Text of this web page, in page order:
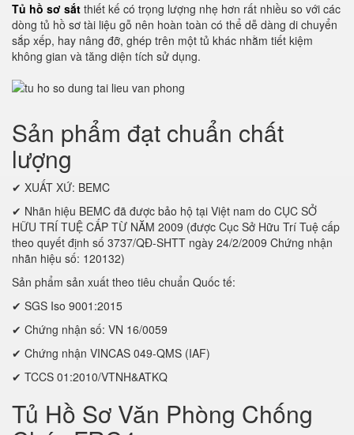
Tủ hồ sơ sắt thiết kế có trọng lượng nhẹ hơn rất nhiều so với các
dòng tủ hồ sơ tài liệu gỗ nên hoàn toàn có thể dễ dàng di chuyển
sắp xếp, hay nâng đỡ, ghép trên một tủ khác nhằm tiết kiệm
không gian và tăng diện tích sử dụng.
Sản phẩm đạt chuẩn chất
lượng
✔ XUẤT XỨ: BEMC
✔ Nhãn hiệu BEMC đã được bảo hộ tại Việt nam do CỤC SỞ
HỮU TRÍ TUỆ CẤP TỪ NĂM 2009 (được Cục Sở Hữu Trí Tuệ cấp
theo quyết định số 3737/QĐ-SHTT ngày 24/2/2009 Chứng nhận
nhãn hiệu số: 120132)
Sản phẩm sản xuất theo tiêu chuẩn Quốc tế:
✔ SGS Iso 9001:2015
✔ Chứng nhận số: VN 16/0059
✔ Chứng nhận VINCAS 049-QMS (IAF)
✔ TCCS 01:2010/VTNH&ATKQ
Tủ Hồ Sơ Văn Phòng Chống